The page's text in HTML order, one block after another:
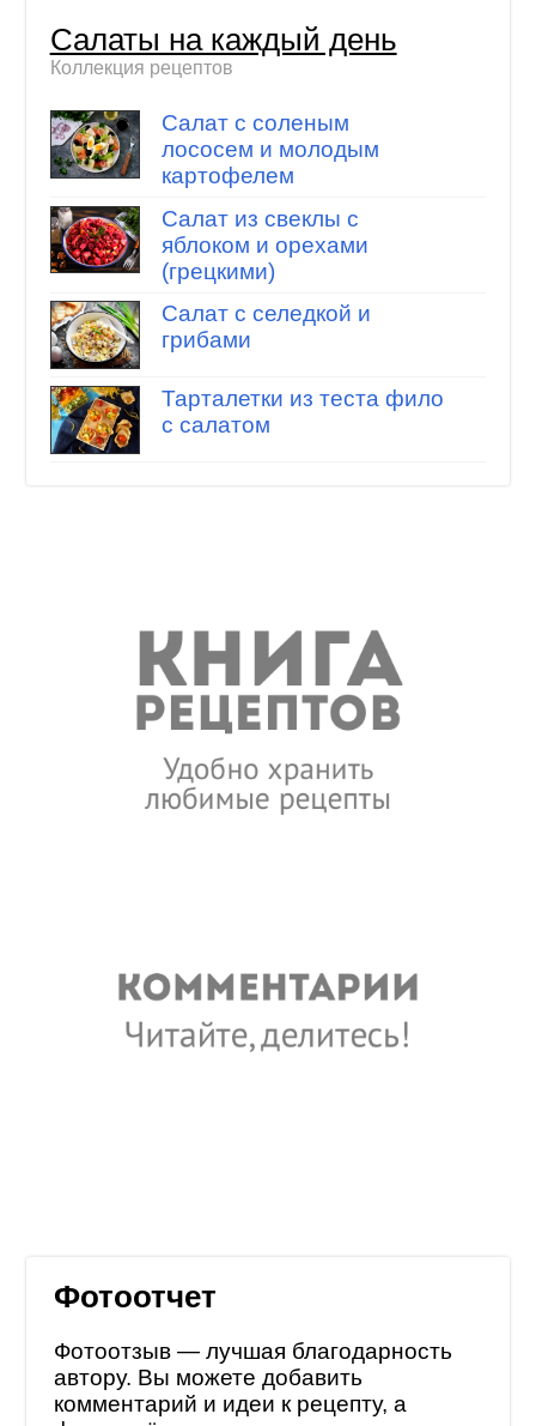
Салаты на каждый день
Коллекция рецептов
Салат с соленым
лососем и молодым
картофелем
Салат из свеклы с
яблоком и орехами
(грецкими)
Салат с селедкой и
грибами
Тарталетки из теста фило
с салатом
Фотоотчет
Фотоотзыв — лучшая благодарность
автору. Вы можете добавить
комментарий и идеи к рецепту, а